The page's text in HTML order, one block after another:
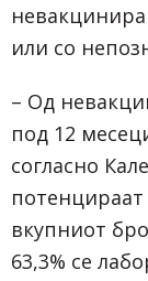
или со
– Од
под 12
согласно
вкупниот
63,3% се